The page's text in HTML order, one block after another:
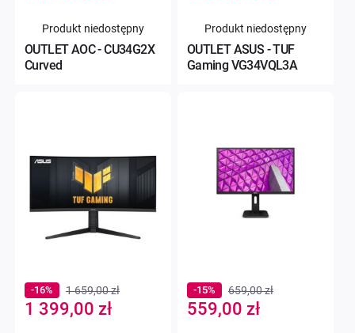
OUTLET AOC - CU34G2X
Curved
Produkt niedostępny
OUTLET ASUS - TUF
Gaming VG34VQL3A
Produkt niedostępny
Special
Price
1 399,00 zł
-16% 1 659,00 zł
Special
Price
559,00 zł
-15% 659,00 zł